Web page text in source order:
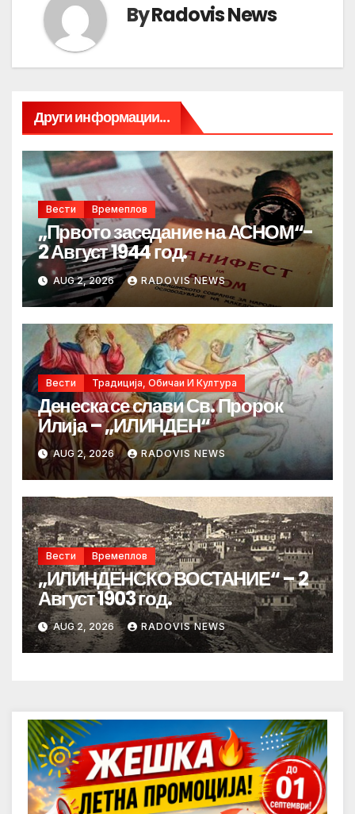
ByRadovis News
Други информации...
Вести Времеплов
„Првото заседание на АСНОМ“-
2 Август 1944 год.
AUG 2, 2026 RADOVIS NEWS
Вести Традиција, Обичаи И Култура
Денеска се слави Св. Пророк
Илија – „ИЛИНДЕН“
AUG 2, 2026 RADOVIS NEWS
Вести Времеплов
„ИЛИНДЕНСКО ВОСТАНИЕ“ – 2
Август 1903 год.
AUG 2, 2026 RADOVIS NEWS